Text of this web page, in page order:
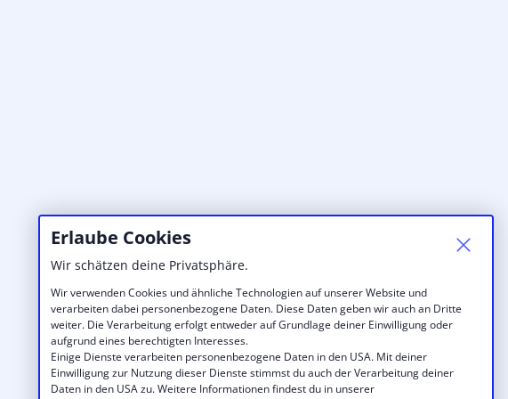
Erlaube Cookies
Wir schätzen deine Privatsphäre.
Wir verwenden Cookies und ähnliche Technologien auf unserer Website und
verarbeiten dabei personenbezogene Daten. Diese Daten geben wir auch an Dritte
weiter. Die Verarbeitung erfolgt entweder auf Grundlage deiner Einwilligung oder
aufgrund eines berechtigten Interesses.
Einige Dienste verarbeiten personenbezogene Daten in den USA. Mit deiner
Einwilligung zur Nutzung dieser Dienste stimmst du auch der Verarbeitung deiner
Daten in den USA zu. Weitere Informationen findest du in unserer